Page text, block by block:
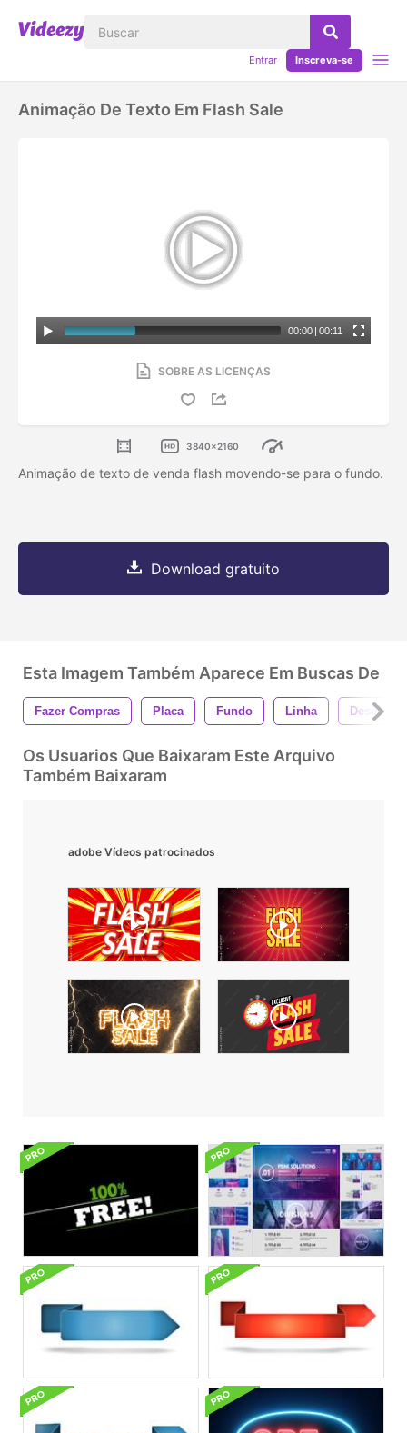
Entrar Inscreva-se
Animação De Texto Em Flash Sale
00:00 | 00:11
SOBRE AS LICENÇAS
3840x2160
Animação de texto de venda flash movendo-se para o fundo.
Download gratuito
Esta Imagem Também Aparece Em Buscas De
Fazer Compras Placa Fundo Linha Desenhar
Os Usuarios Que Baixaram Este Arquivo
Também Baixaram
adobe Vídeos patrocinados